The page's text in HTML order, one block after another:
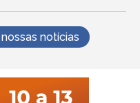
notícias